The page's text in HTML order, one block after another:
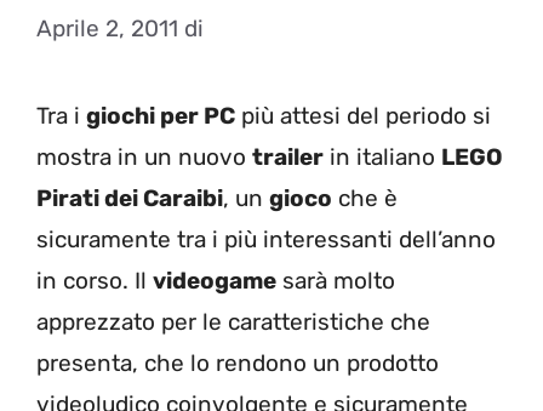
Aprile 2, 2011 di
Tra i giochi per PC più attesi del periodo si
mostra in un nuovo trailer in italiano LEGO
Pirati dei Caraibi, un gioco che è
sicuramente tra i più interessanti dell’anno
in corso. Il videogame sarà molto
apprezzato per le caratteristiche che
presenta, che lo rendono un prodotto
videoludico coinvolgente e sicuramente